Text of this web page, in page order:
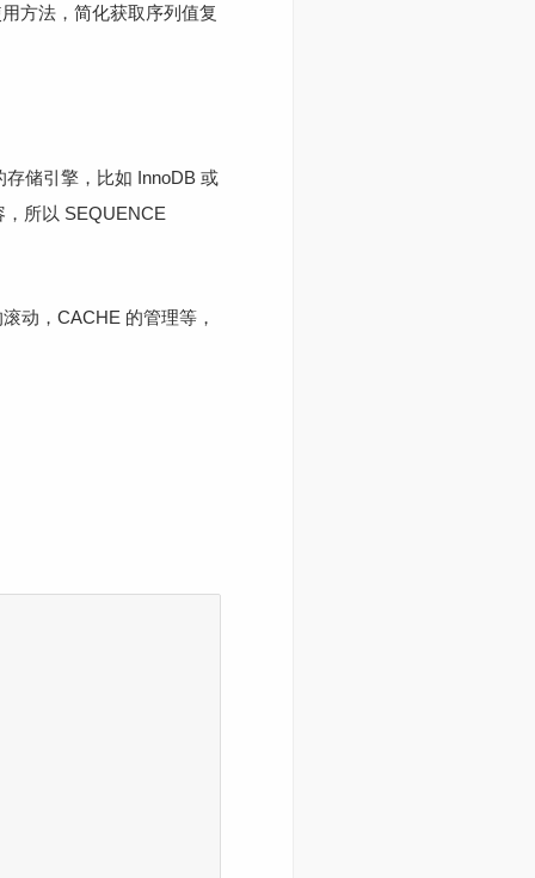
方法，简化获取序列值复
储引擎，比如 InnoDB 或
所以 SEQUENCE
动，CACHE 的管理等，